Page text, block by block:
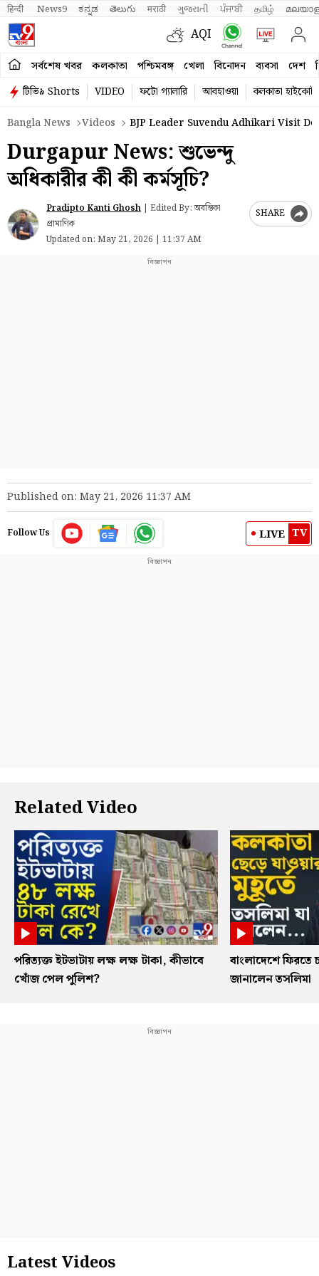
हिन्दी News9 ಕನ್ನಡ తెలుగు मराठी ગુજરાતી ਪੰਜਾਬੀ தமிழ்
AQI
সর্বশেষ খবর কলকাতা পশ্চিমবঙ্গ খেলা বিনোদন ব্যবসা দেশ
টিভি৯ Shorts VIDEO ফটো গ্যালারি আবহাওয়া
কলকাতা হাইকোর্ট
Bangla News
Videos BJP Leader Suvendu Adhikari Visit
Durgapur News: শুভেন্দু
অধিকারীর কী কী কর্মসূচি?
Pradipto Kanti Ghosh | Edited By: অবন্তিকা
প্রামাণিক
Updated on: May 21, 2026 | 11:37 AM
SHARE
Published on: May 21, 2026 11:37 AM
Follow Us LIVE TV
Related Video
পরিত্যক্ত ইটভাটায় লক্ষ লক্ষ টাকা, কীভাবে
খোঁজ পেল পুলিশ?
বাংলাদেশে ফিরতে
জানালেন তসলিমা
Latest Videos